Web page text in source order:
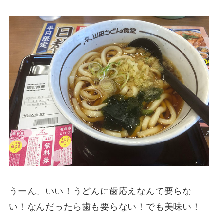
うーん、いい！うどんに歯応えなんて要らな
い！なんだったら歯も要らない！でも美味い！